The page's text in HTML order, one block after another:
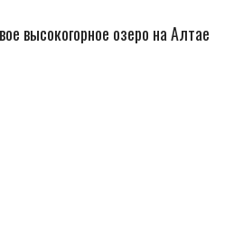
высокогорное озеро на Алтае